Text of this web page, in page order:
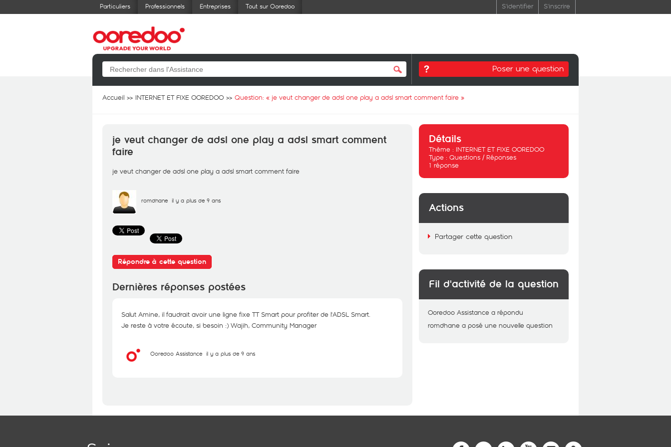
Particuliers Professionnels Entreprises Tout sur Ooredoo S'identifier S'inscrire
Poser une question
Accueil INTERNET ET FIXE OOREDOO Question: « je veut changer de adsl one play a adsl smart comment faire »
je veut changer de adsl one play a adsl smart comment
faire
je veut changer de adsl one play a adsl smart comment faire
romdhane il y a plus de 9 ans
Répondre à cette question
Dernières réponses postées
Salut Amine, il faudrait avoir une ligne fixe TT Smart pour profiter de l'ADSL Smart.
Je reste à votre écoute, si besoin :) Wajih, Community Manager
Ooredoo Assistance il y a plus de 9 ans
Détails
Thème : INTERNET ET FIXE OOREDOO
Type : Questions / Réponses
1 réponse
Actions
Partager cette question
Fil d'activité de la question
Ooredoo Assistance a répondu
romdhane a posé une nouvelle question